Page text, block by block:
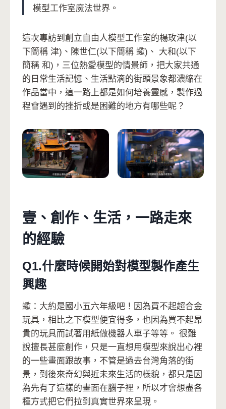
模型工作室魔法世界。
這次專訪到創立自由人模型工作室的楊玫津(以
下簡稱 津)、陳世仁(以下簡稱 蠍)、 大和(以下
簡稱 和)，三位熱愛模型的情景師，把大家共通
的日常生活記憶、生活點滴的街頭景象都濃縮在
作品當中，這一路上都是如何培養靈感，製作過
程會遇到的挫折或是困難的地方有哪些呢？
壹、創作、生活，一路走來
的經驗
Q1.什麼時候開始對模型製作產⽣
興趣
蠍：大約是國小五六年級吧！因為買不起超合金
玩具，相比之下模型便宜得多，也因為買不起昂
貴的玩具而試著用紙做機器人車子等等。 很難
說擅長甚麼創作，只是一直想用模型來說出心裡
的一些畫面跟故事，不管是過去台灣角落的街
景，到後來奇幻與近未來生活的樣貌，都只是因
為先有了這樣的畫面在腦子裡，所以才會想盡各
種方式把它們拉到真實世界來呈現。